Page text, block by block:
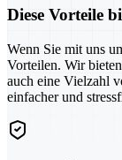
Diese Vorteile
Wenn Sie mit uns
Vorteilen. Wir
auch eine Vielzahl
einfacher und